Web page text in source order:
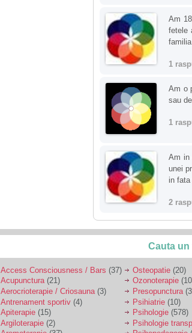
Am
fetele
1
Am o
sau
1
Am in
unei
in
2
Cauta un
Access Consciousness / Bars (37)
Acupunctura(21)
Aerocrioterapie / Criosauna(3)
Antrenament sportiv (4)
Apiterapie (15)
Argiloterapie (2)
Osteopatie (20)
Ozonoterapie
Presopunctura
Psihiatrie (10)
Psihologie (578)
Psihologie